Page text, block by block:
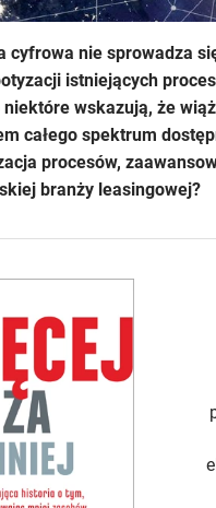
cyfrowa nie sprowadza
istniejących
wskazują, że
całego spektrum
procesów,
branży leasingowej?